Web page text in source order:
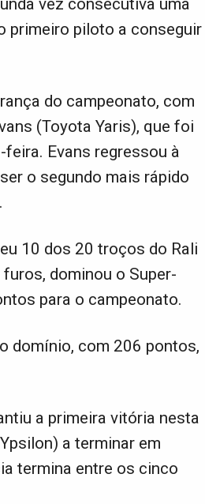
vez consecutiva uma
primeiro piloto a conseguir
do campeonato, com
(Toyota Yaris), que foi
Evans regressou à
o segundo mais rápido
10 dos 20 troços do Rali
dominou o Super-
para o campeonato.
domínio, com 206 pontos,
a primeira vitória nesta
a terminar em
termina entre os cinco